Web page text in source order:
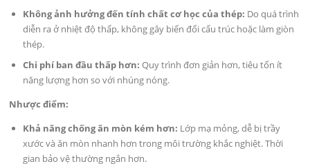
Không ảnh hưởng đến tính chất cơ học của thép: Do quá trình
diễn ra ở nhiệt độ thấp, không gây biến đổi cấu trúc hoặc làm giòn
thép.
Chi phí ban đầu thấp hơn: Quy trình đơn giản hơn, tiêu tốn ít
năng lượng hơn so với nhúng nóng.
Nhược điểm:
Khả năng chống ăn mòn kém hơn: Lớp mạ mỏng, dễ bị trầy
xước và ăn mòn nhanh hơn trong môi trường khắc nghiệt. Thời
gian bảo vệ thường ngắn hơn.